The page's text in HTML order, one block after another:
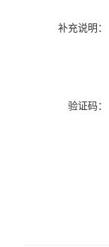
补充说明：
验证码：